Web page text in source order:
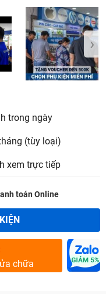
›
trong ngày
(tùy loại)
xem trực tiếp
toán Online
chữa